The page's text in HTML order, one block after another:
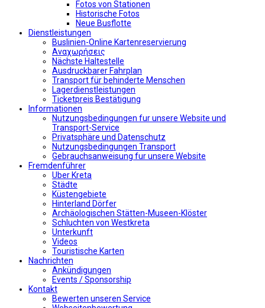
Fotos von Stationen
Historische Fotos
Neue Busflotte
Dienstleistungen
Buslinien-Online Kartenreservierung
Αναχωρήσεις
Nächste Haltestelle
Αusdruckbarer Fahrplan
Transport für behinderte Menschen
Lagerdienstleistungen
Ticketpreis Bestätigung
Informationen
Nutzungsbedingungen fur unsere Website und
Transport-Service
Privatsphäre und Datenschutz
Nutzungsbedingungen Transport
Gebrauchsanweisung fur unsere Website
Fremdenführer
Uber Kreta
Städte
Küstengebiete
Hinterland Dörfer
Archäologischen Stätten-Museen-Klöster
Schluchten von Westkreta
Unterkunft
Videos
Touristische Karten
Nachrichten
Ankündigungen
Events / Sponsorship
Kontakt
Bewerten unseren Service